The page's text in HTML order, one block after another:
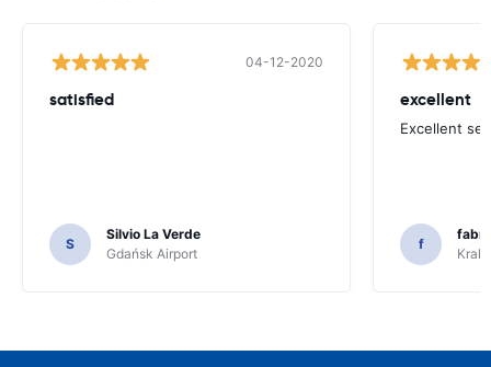
04-12-2020
satisfied
S
Silvio La Verde
Gdańsk Airport
excellent
Excellent
f